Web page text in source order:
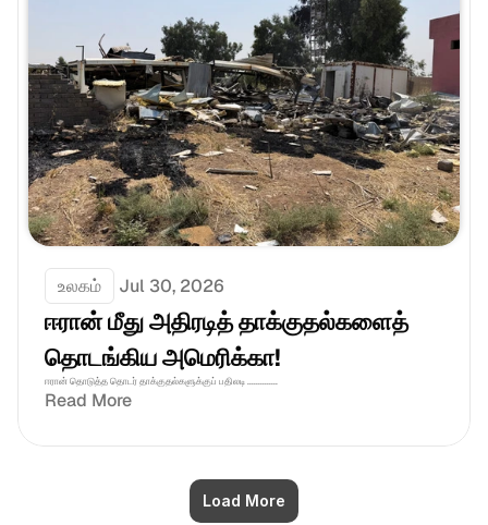
உலகம் Jul 30, 2026
ஈரான் மீது அதிரடித் தாக்குதல்களைத்
தொடங்கிய அமெரிக்கா!
ஈரான் தொடுத்த தொடர் தாக்குதல்களுக்குப் பதிலடி ..............
Read More
Load More